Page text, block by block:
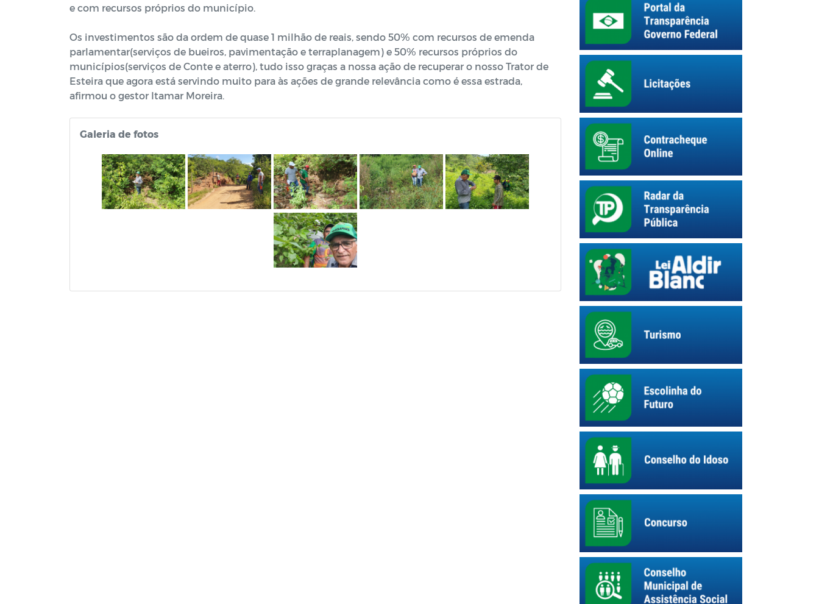
e com recursos próprios do município.
Os investimentos são da ordem de quase 1 milhão de reais, sendo 50% com recursos de emenda
parlamentar(serviços de bueiros, pavimentação e terraplanagem) e 50% recursos próprios do
municípios(serviços de Conte e aterro), tudo isso graças a nossa ação de recuperar o nosso Trator de
Esteira que agora está servindo muito para às ações de grande relevância como é essa estrada,
afirmou o gestor Itamar Moreira.
Galeria de fotos